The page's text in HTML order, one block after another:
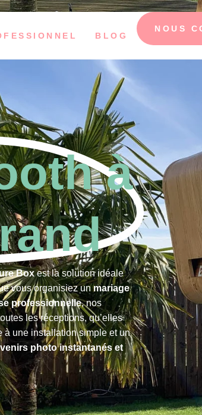
BLOG
NOUS
à
Boxest la solution idéale
vous organisiez unmariage
professionnelle, nos
les réceptions, qu’elles
à une installation simple et un
photo instantanés et